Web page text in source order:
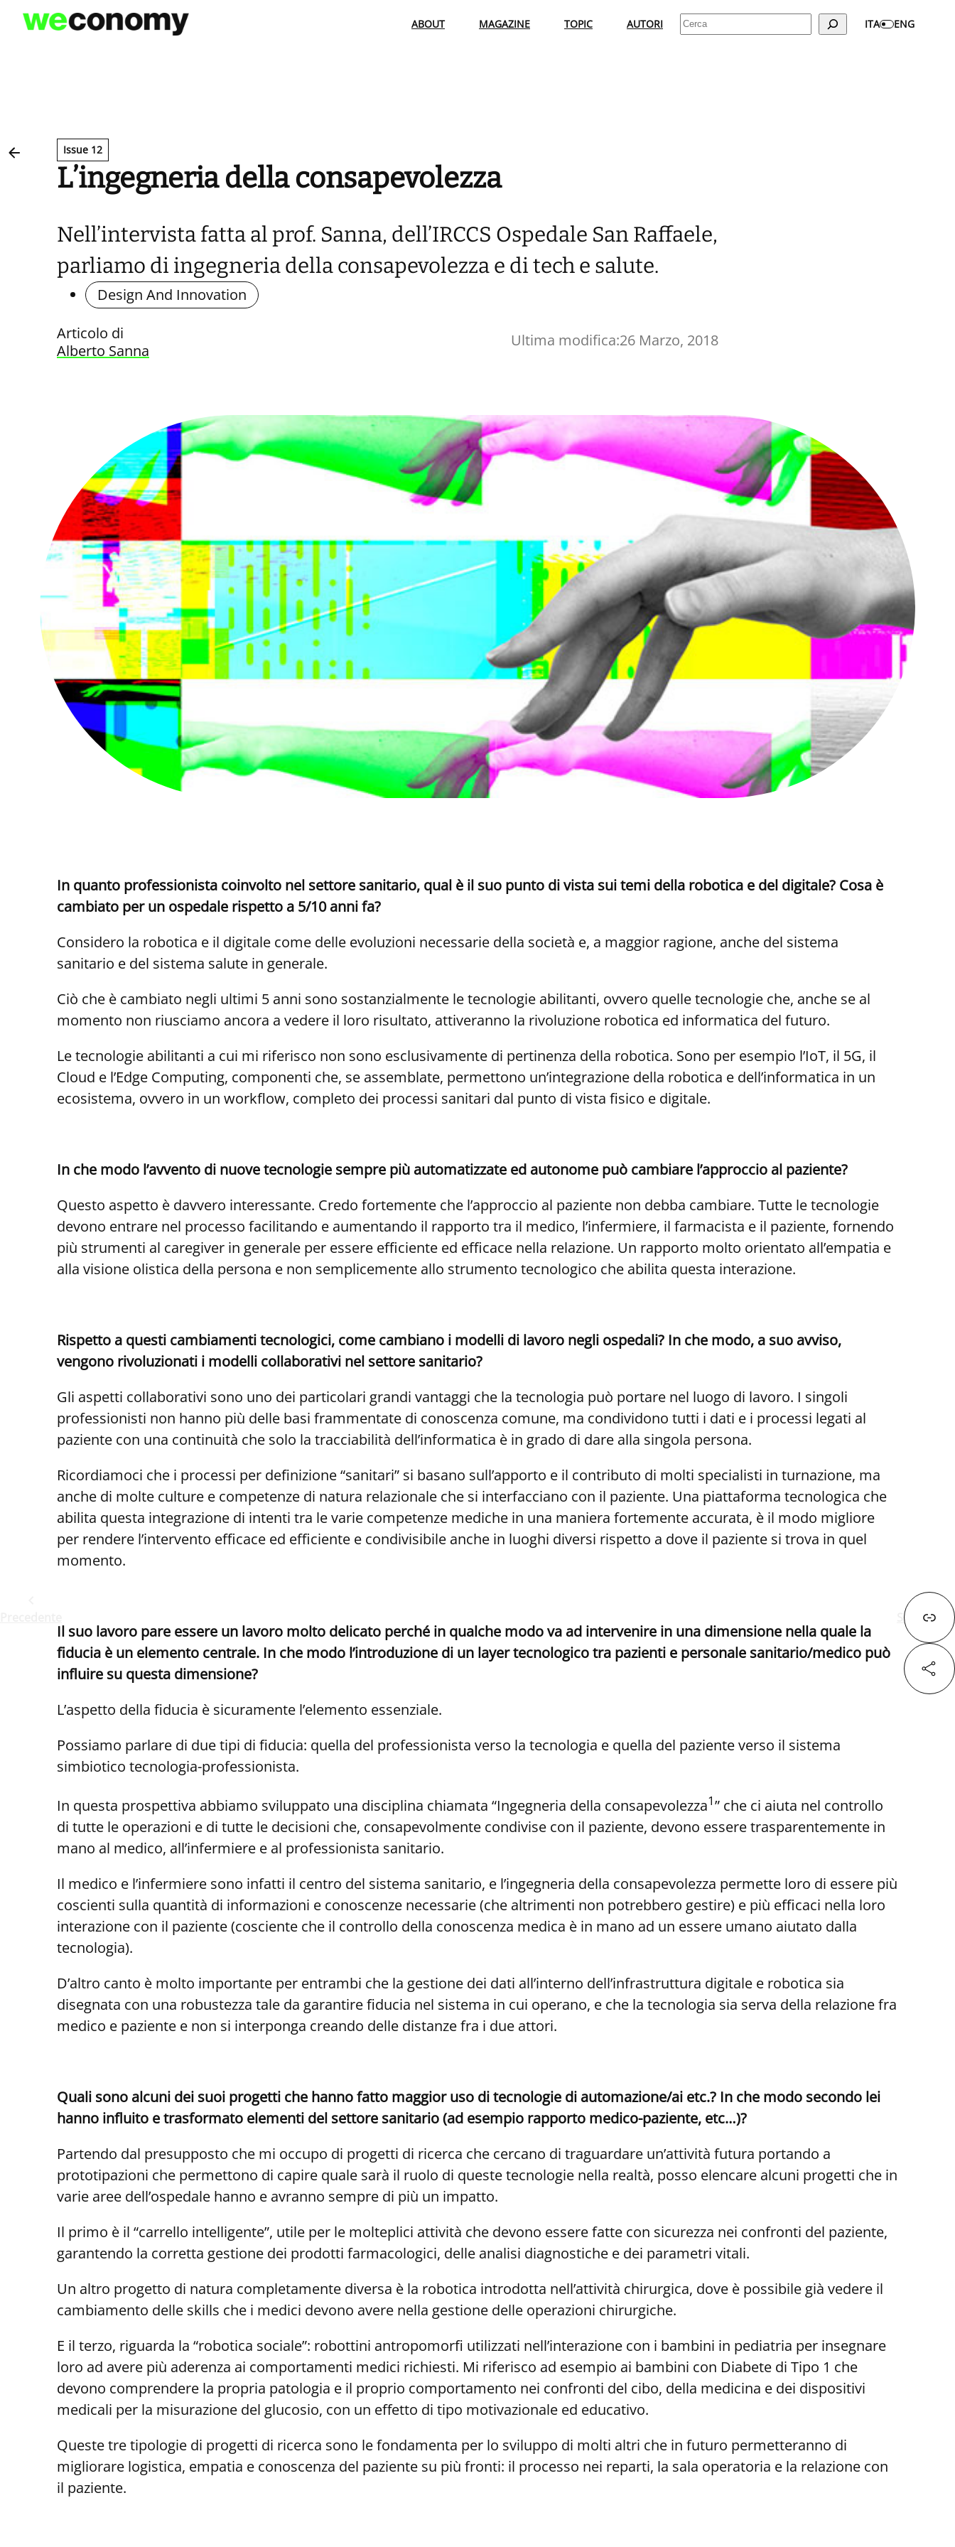
Vai
ABOUT MAGAZINE TOPIC AUTORI Cerca ITA ENG
Issue 12
L’ingegneria della consapevolezza
Nell’intervista fatta al prof. Sanna, dell’IRCCS Ospedale San Raffaele,
parliamo di ingegneria della consapevolezza e di tech e salute.
Design And Innovation
Articolo di
Alberto Sanna
Ultima modifica:26 Marzo, 2018
In quanto professionista coinvolto nel settore sanitario, qual è il suo punto di vista sui temi della robotica e del digitale? Cosa è
cambiato per un ospedale rispetto a 5/10 anni fa?
Considero la robotica e il digitale come delle evoluzioni necessarie della società e, a maggior ragione, anche del sistema
sanitario e del sistema salute in generale.
Ciò che è cambiato negli ultimi 5 anni sono sostanzialmente le tecnologie abilitanti, ovvero quelle tecnologie che, anche se al
momento non riusciamo ancora a vedere il loro risultato, attiveranno la rivoluzione robotica ed informatica del futuro.
Le tecnologie abilitanti a cui mi riferisco non sono esclusivamente di pertinenza della robotica. Sono per esempio l’IoT, il 5G, il
Cloud e l’Edge Computing, componenti che, se assemblate, permettono un’integrazione della robotica e dell’informatica in un
ecosistema, ovvero in un workflow, completo dei processi sanitari dal punto di vista fisico e digitale.
In che modo l’avvento di nuove tecnologie sempre più automatizzate ed autonome può cambiare l’approccio al paziente?
Questo aspetto è davvero interessante. Credo fortemente che l’approccio al paziente non debba cambiare. Tutte le tecnologie
devono entrare nel processo facilitando e aumentando il rapporto tra il medico, l’infermiere, il farmacista e il paziente, fornendo
più strumenti al caregiver in generale per essere efficiente ed efficace nella relazione. Un rapporto molto orientato all’empatia e
alla visione olistica della persona e non semplicemente allo strumento tecnologico che abilita questa interazione.
Rispetto a questi cambiamenti tecnologici, come cambiano i modelli di lavoro negli ospedali? In che modo, a suo avviso,
vengono rivoluzionati i modelli collaborativi nel settore sanitario?
Gli aspetti collaborativi sono uno dei particolari grandi vantaggi che la tecnologia può portare nel luogo di lavoro. I singoli
professionisti non hanno più delle basi frammentate di conoscenza comune, ma condividono tutti i dati e i processi legati al
paziente con una continuità che solo la tracciabilità dell’informatica è in grado di dare alla singola persona.
Ricordiamoci che i processi per definizione “sanitari” si basano sull’apporto e il contributo di molti specialisti in turnazione, ma
anche di molte culture e competenze di natura relazionale che si interfacciano con il paziente. Una piattaforma tecnologica che
abilita questa integrazione di intenti tra le varie competenze mediche in una maniera fortemente accurata, è il modo migliore
per rendere l’intervento efficace ed efficiente e condivisibile anche in luoghi diversi rispetto a dove il paziente si trova in quel
momento.
Il suo lavoro pare essere un lavoro molto delicato perché in qualche modo va ad intervenire in una dimensione nella quale la
fiducia è un elemento centrale. In che modo l’introduzione di un layer tecnologico tra pazienti e personale sanitario/medico può
influire su questa dimensione?
L’aspetto della fiducia è sicuramente l’elemento essenziale.
Possiamo parlare di due tipi di fiducia: quella del professionista verso la tecnologia e quella del paziente verso il sistema
simbiotico tecnologia-professionista.
In questa prospettiva abbiamo sviluppato una disciplina chiamata “Ingegneria della consapevolezza1” che ci aiuta nel controllo
di tutte le operazioni e di tutte le decisioni che, consapevolmente condivise con il paziente, devono essere trasparentemente in
mano al medico, all’infermiere e al professionista sanitario.
Il medico e l’infermiere sono infatti il centro del sistema sanitario, e l’ingegneria della consapevolezza permette loro di essere più
coscienti sulla quantità di informazioni e conoscenze necessarie (che altrimenti non potrebbero gestire) e più efficaci nella loro
interazione con il paziente (cosciente che il controllo della conoscenza medica è in mano ad un essere umano aiutato dalla
tecnologia).
D’altro canto è molto importante per entrambi che la gestione dei dati all’interno dell’infrastruttura digitale e robotica sia
disegnata con una robustezza tale da garantire fiducia nel sistema in cui operano, e che la tecnologia sia serva della relazione fra
medico e paziente e non si interponga creando delle distanze fra i due attori.
Quali sono alcuni dei suoi progetti che hanno fatto maggior uso di tecnologie di automazione/ai etc.? In che modo secondo lei
hanno influito e trasformato elementi del settore sanitario (ad esempio rapporto medico-paziente, etc…)?
Partendo dal presupposto che mi occupo di progetti di ricerca che cercano di traguardare un’attività futura portando a
prototipazioni che permettono di capire quale sarà il ruolo di queste tecnologie nella realtà, posso elencare alcuni progetti che in
varie aree dell’ospedale hanno e avranno sempre di più un impatto.
Il primo è il “carrello intelligente”, utile per le molteplici attività che devono essere fatte con sicurezza nei confronti del paziente,
garantendo la corretta gestione dei prodotti farmacologici, delle analisi diagnostiche e dei parametri vitali.
Un altro progetto di natura completamente diversa è la robotica introdotta nell’attività chirurgica, dove è possibile già vedere il
cambiamento delle skills che i medici devono avere nella gestione delle operazioni chirurgiche.
E il terzo, riguarda la “robotica sociale”: robottini antropomorfi utilizzati nell’interazione con i bambini in pediatria per insegnare
loro ad avere più aderenza ai comportamenti medici richiesti. Mi riferisco ad esempio ai bambini con Diabete di Tipo 1 che
devono comprendere la propria patologia e il proprio comportamento nei confronti del cibo, della medicina e dei dispositivi
medicali per la misurazione del glucosio, con un effetto di tipo motivazionale ed educativo.
Queste tre tipologie di progetti di ricerca sono le fondamenta per lo sviluppo di molti altri che in futuro permetteranno di
migliorare logistica, empatia e conoscenza del paziente su più fronti: il processo nei reparti, la sala operatoria e la relazione con
il paziente.
Successivo